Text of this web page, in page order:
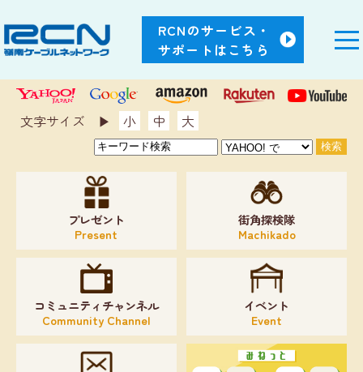
RCNのサービス・
サポートはこちら
文字サイズ ▶︎ 小 中 大
プレゼント
Present
街角探検隊
Machikado
コミュニティチャンネル
Community Channel
イベント
Event